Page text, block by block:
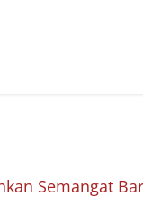
Semangat